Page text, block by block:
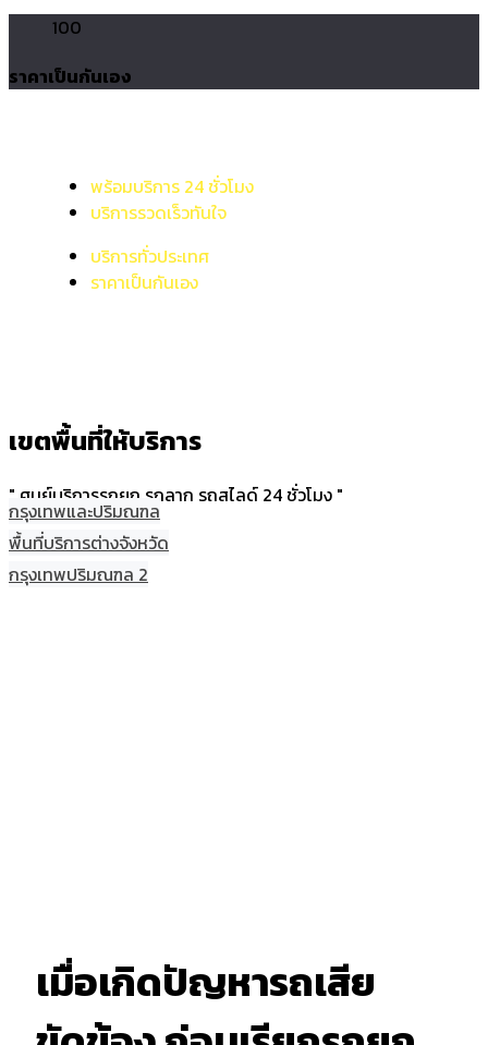
100
ราคาเป็นกันเอง
พร้อมบริการ 24 ชั่วโมง
บริการรวดเร็วทันใจ
บริการทั่วประเทศ
ราคาเป็นกันเอง
เขตพื้นที่ให้บริการ
" ศูนย์บริการรถยก รถลาก รถสไลด์ 24 ชั่วโมง "
กรุงเทพและปริมณฑล
พื้นที่บริการต่างจังหวัด
กรุงเทพปริมณฑล 2
เมื่อเกิดปัญหารถเสีย